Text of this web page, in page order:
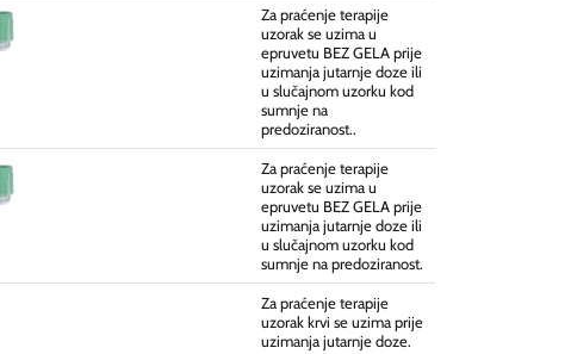
Za praćenje terapije
uzorak se uzima u
epruvetu BEZ GELA prije
uzimanja jutarnje doze ili
u slučajnom uzorku kod
sumnje na
predoziranost..
Za praćenje terapije
uzorak se uzima u
epruvetu BEZ GELA prije
uzimanja jutarnje doze ili
u slučajnom uzorku kod
sumnje na predoziranost.
Za praćenje terapije
uzorak krvi se uzima prije
uzimanja jutarnje doze.